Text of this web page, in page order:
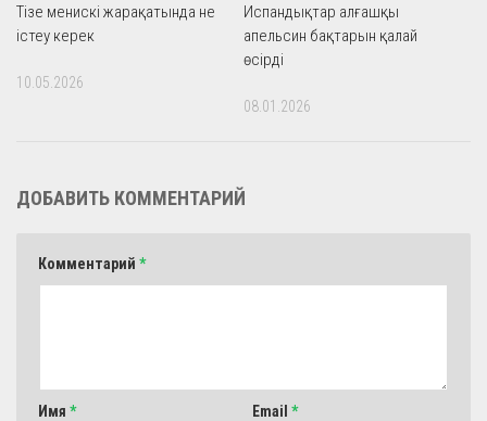
Тізе менискі жарақатында не
істеу керек
10.05.2026
Испандықтар алғашқы
апельсин бақтарын қалай
өсірді
08.01.2026
ДОБАВИТЬ КОММЕНТАРИЙ
Комментарий *
Имя * Email *